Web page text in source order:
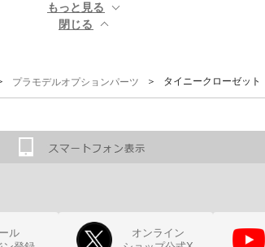
もっと見る ▼
閉じる ▲
プラモデルオプションパーツ ＞ タイニークローゼット
ル
オンライン